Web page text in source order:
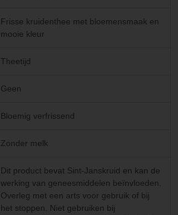
Frisse kruidenthee met bloemensmaak en
mooie kleur
Theetijd
Geen
Bloemig verfrissend
Zonder melk
Dit product bevat Sint-Janskruid en kan de
werking van geneesmiddelen beïnvloeden.
Overleg met een arts voor gebruik of bij
het stoppen. Niet gebruiken bij